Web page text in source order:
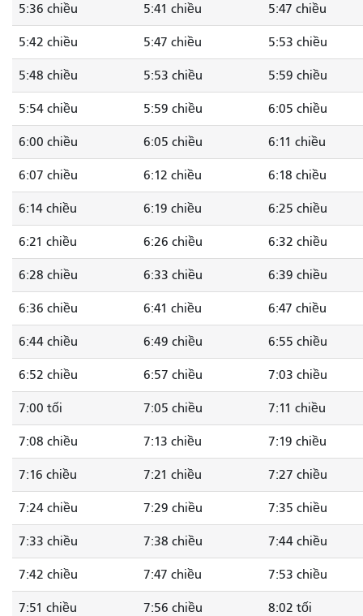
5:36 chiều 5:41 chiều 5:47 chiều
5:42 chiều 5:47 chiều 5:53 chiều
5:48 chiều 5:53 chiều 5:59 chiều
5:54 chiều 5:59 chiều 6:05 chiều
6:00 chiều 6:05 chiều 6:11 chiều
6:07 chiều 6:12 chiều 6:18 chiều
6:14 chiều 6:19 chiều 6:25 chiều
6:21 chiều 6:26 chiều 6:32 chiều
6:28 chiều 6:33 chiều 6:39 chiều
6:36 chiều 6:41 chiều 6:47 chiều
6:44 chiều 6:49 chiều 6:55 chiều
6:52 chiều 6:57 chiều 7:03 chiều
7:00 tối 7:05 chiều 7:11 chiều
7:08 chiều 7:13 chiều 7:19 chiều
7:16 chiều 7:21 chiều 7:27 chiều
7:24 chiều 7:29 chiều 7:35 chiều
7:33 chiều 7:38 chiều 7:44 chiều
7:42 chiều 7:47 chiều 7:53 chiều
7:51 chiều 7:56 chiều 8:02 tối